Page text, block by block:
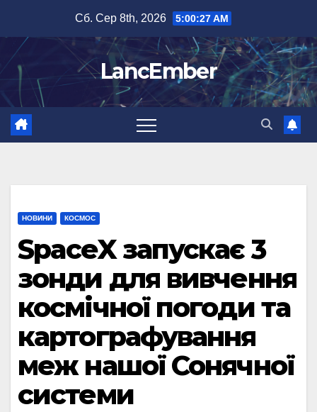
вмісту
Сб. Сер 8th, 2026 5:00:28 AM
LancEmber
НОВИНИ КОСМОС
SpaceX запускає 3
зонди для вивчення
космічної погоди та
картографування
меж нашої Сонячної
системи